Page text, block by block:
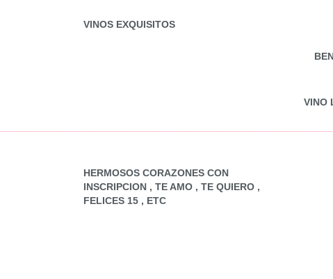
VINOS EXQUISITOS
VINO
HERMOSOS CORAZONES CON
INSCRIPCION , TE AMO , TE QUIERO ,
FELICES 15 , ETC